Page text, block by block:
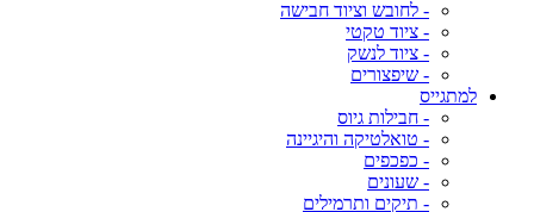
- לחובש וציוד חבישה
- ציוד טקטי
- ציוד לנשק
- שיפצורים
למתגייס
- חבילות גיוס
- טואלטיקה והיגיינה
- כפכפים
- שעונים
- תיקים ותרמילים